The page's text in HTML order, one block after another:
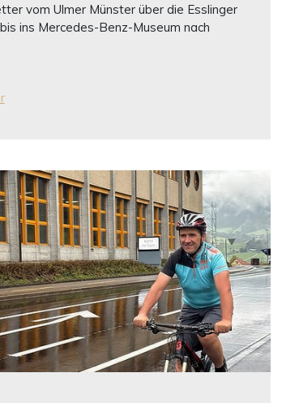
vom Ulmer Münster über die Esslinger
ins Mercedes-Benz-Museum nach